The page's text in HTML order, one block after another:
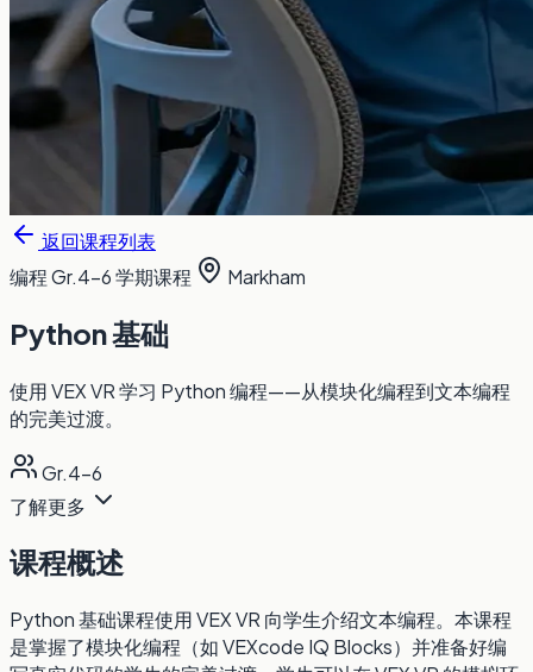
返回课程列表
编程Gr.4-6学期课程 Markham
Python 基础
使用 VEX VR 学习 Python 编程——从模块化编程到文本编程
的完美过渡。
Gr.4-6
了解更多
课程概述
Python 基础课程使用 VEX VR 向学生介绍文本编程。本课程
是掌握了模块化编程（如 VEXcode IQ Blocks）并准备好编